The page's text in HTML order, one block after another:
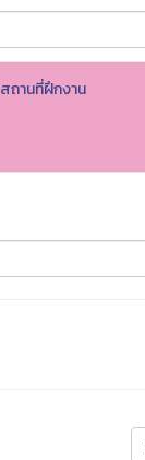
สถานที่ฝึกงาน